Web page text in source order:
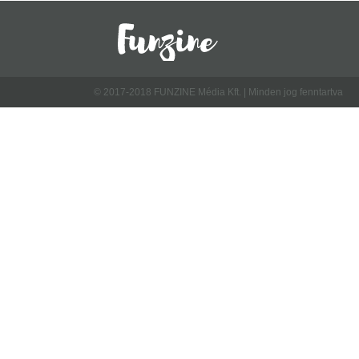
© 2017-2018 FUNZINE Média Kft. | Minden jog fenntartva